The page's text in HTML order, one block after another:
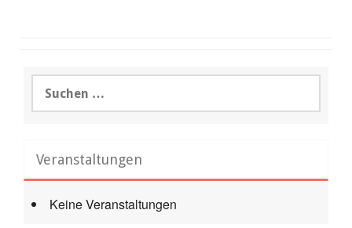
nach:
Veranstaltungen
Keine Veranstaltungen